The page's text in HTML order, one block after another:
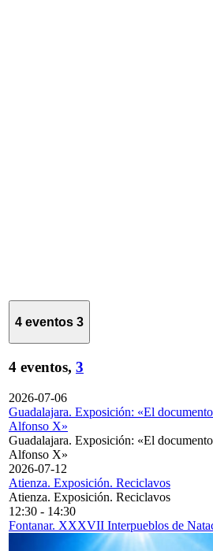
4 eventos 3
4 eventos, 3
2026-07-06
Guadalajara. Exposición: «El
Alfonso X»
Guadalajara. Exposición: «El
Alfonso X»
2026-07-12
Atienza. Exposición. Reciclavos
Atienza. Exposición. Reciclavos
12:30 - 14:30
Fontanar. XXXVII Interpueblos de